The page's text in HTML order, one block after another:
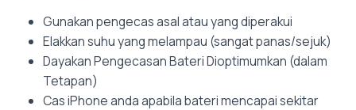
Gunakan pengecas asal atau yang diperakui
Elakkan suhu yang melampau (sangat panas/sejuk)
Dayakan Pengecasan Bateri Dioptimumkan (dalam
Tetapan)
Cas iPhone anda apabila bateri mencapai sekitar